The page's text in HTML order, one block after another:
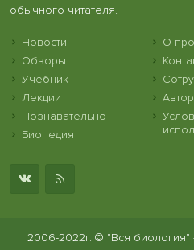
обычного читателя.
Новости
Обзоры
Учебник
Лекции
Познавательно
Биопедия
О
2006-2022г. © "Вся